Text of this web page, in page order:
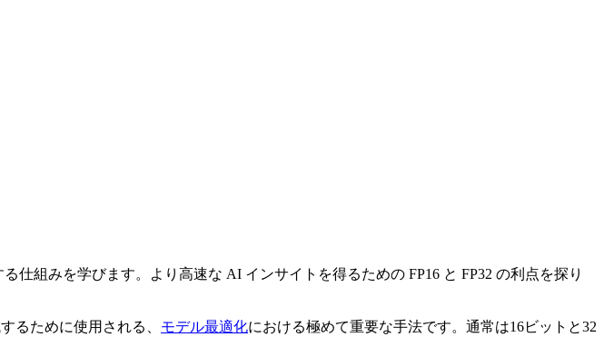
仕組みを学びます。より高速な AI インサイトを得るための FP16 と FP32 の利点を探り
るために使用される、 モデル最適化における極めて重要な手法です。通常は16ビットと32